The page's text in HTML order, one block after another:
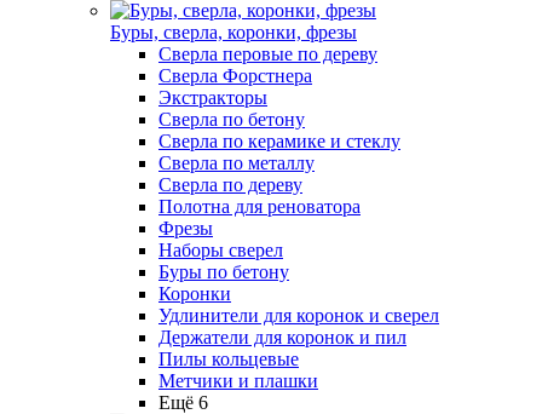
Буры, сверла, коронки, фрезы
Сверла перовые по дереву
Сверла Форстнера
Экстракторы
Сверла по бетону
Сверла по керамике и стеклу
Сверла по металлу
Сверла по дереву
Полотна для реноватора
Фрезы
Наборы сверел
Буры по бетону
Коронки
Удлинители для коронок и сверел
Держатели для коронок и пил
Пилы кольцевые
Метчики и плашки
Ещё 6